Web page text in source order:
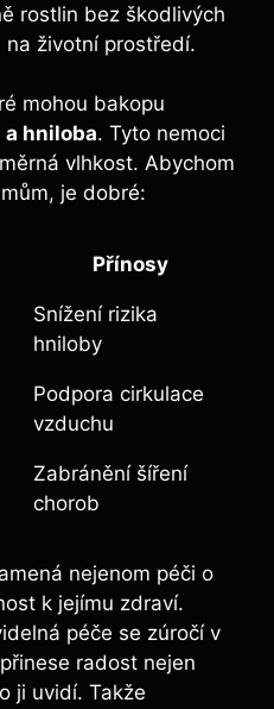
rostlin bez škodlivých
životní prostředí.
mohou bakopu
a hniloba. Tyto nemoci
vlhkost. Abychom
je dobré:
Přínosy
Snížení rizika
hniloby
Podpora cirkulace
vzduchu
Zabránění šíření
chorob
nejenom péči o
k jejímu zdraví.
péče se zúročí v
radost nejen
ji uvidí. Takže